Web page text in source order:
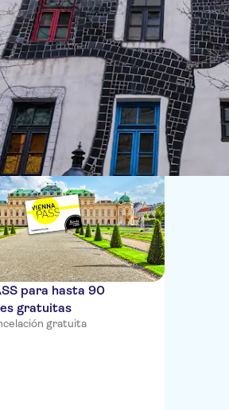
y visitas guiadas
para hasta 90
gratuitas
gratuita